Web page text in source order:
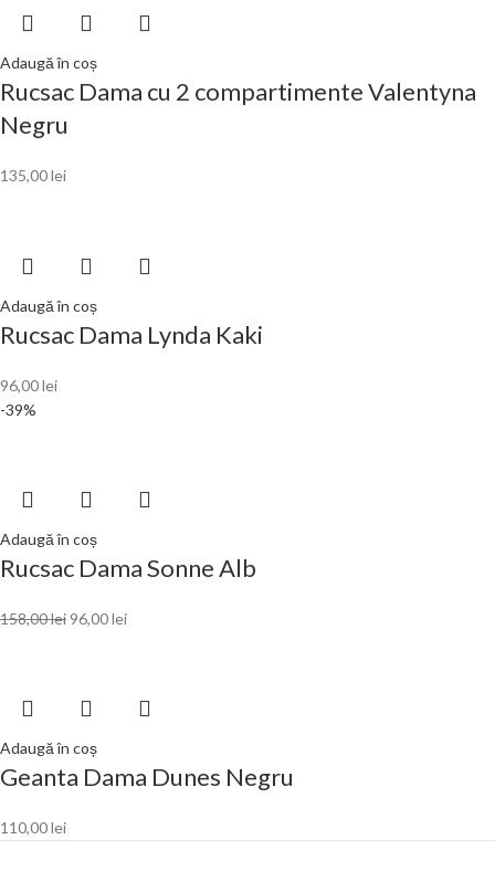
Adaugă în coș
Rucsac Dama cu 2 compartimente Valentyna
Negru
135,00lei
Adaugă în coș
Rucsac Dama Lynda Kaki
96,00lei
-39%
Adaugă în coș
Rucsac Dama Sonne Alb
158,00lei 96,00lei
Adaugă în coș
Geanta Dama Dunes Negru
110,00lei